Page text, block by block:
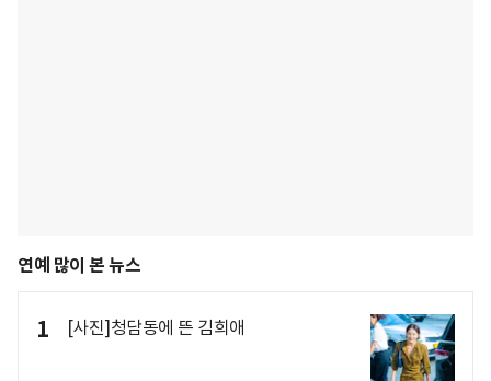
연예 많이 본 뉴스
1 [사진]청담동에 뜬 김희애